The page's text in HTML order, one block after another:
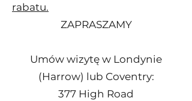
rabatu.
ZAPRASZAMY
Umów wizytę w Londynie
(Harrow) lub Coventry:
377 High Road